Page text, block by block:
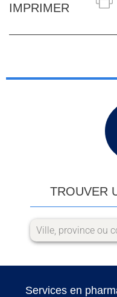
IMPRIMER
TROUVER
Services en